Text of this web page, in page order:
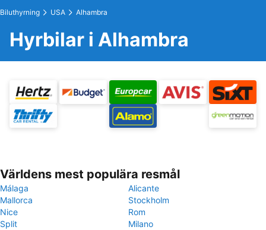
Biluthyrning USA Alhambra
Hyrbilar i Alhambra
Världens mest populära resmål
Málaga
Alicante
Mallorca
Stockholm
Nice
Rom
Split
Milano